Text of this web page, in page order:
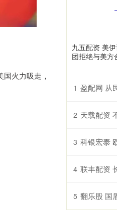
火力吸走，
九五配资 美
团拒绝与美方
1 盈配网 从民
2 天载配资
3 科银宏泰
4 联丰配资 长
5 翻乐股 国盾